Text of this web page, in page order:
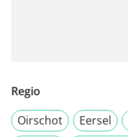
Regio
Oirschot
Eersel